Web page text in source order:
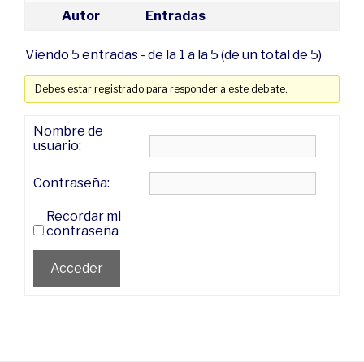
Autor Entradas
Viendo 5 entradas - de la 1 a la 5 (de un total de 5)
Debes estar registrado para responder a este debate.
Nombre de
usuario:
Contraseña:
Recordar mi
contraseña
Acceder